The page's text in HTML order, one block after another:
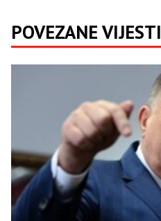
POVEZANE VIJESTI